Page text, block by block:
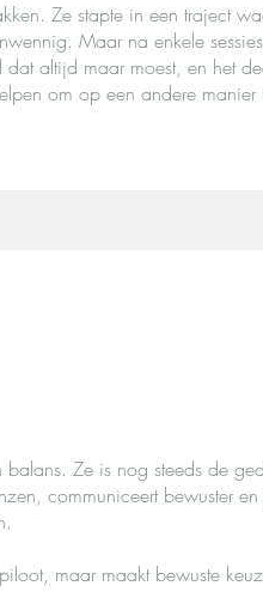
Ze stapte in een traject
Maar na enkele
altijd maar moest, en het
om op een andere
Ze is nog steeds de
communiceert bewuster
maar maakt bewuste